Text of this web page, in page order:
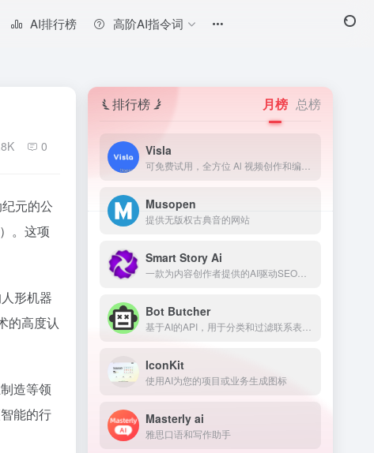
AI排行榜 高阶AI指令词
0
元的公
。这项
形机器
的高度认
造等领
能的行
排行榜 月榜 总榜
Visla
Musopen
提供无版权古典音的网站
Smart Story Ai
Bot Butcher
IconKit
使用AI为您的项目或业务生成图标
Masterly ai
雅思口语和写作助手